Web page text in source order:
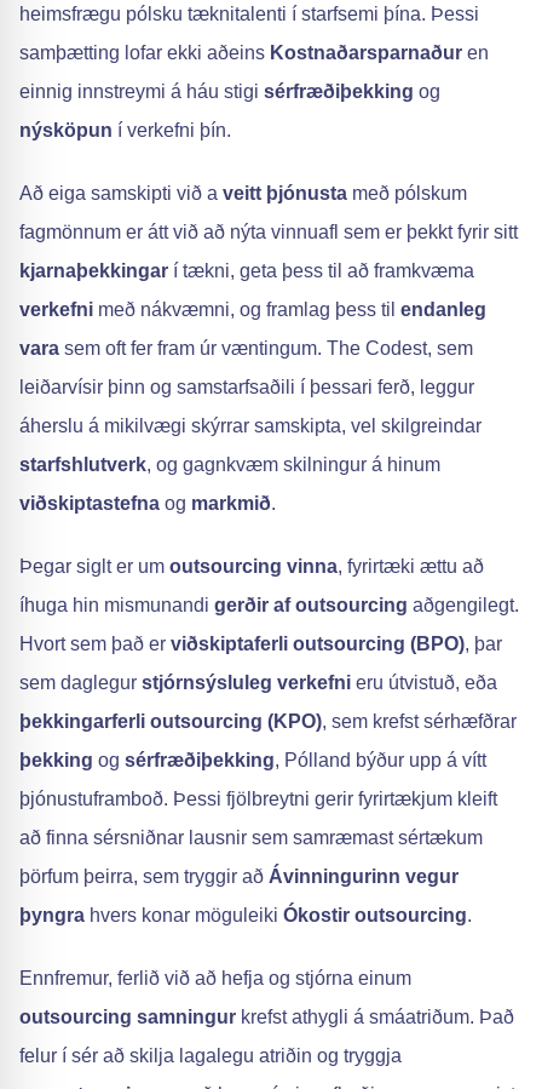
heimsfrægu pólsku tæknitalenti í starfsemi þína. Þessi
samþætting lofar ekki aðeins Kostnaðarsparnaður en
einnig innstreymi á háu stigi sérfræðiþekking og
nýsköpun í verkefni þín.
Að eiga samskipti við a veitt þjónusta með pólskum
fagmönnum er átt við að nýta vinnuafl sem er þekkt fyrir sitt
kjarnaþekkingar í tækni, geta þess til að framkvæma
verkefni með nákvæmni, og framlag þess til endanleg
vara sem oft fer fram úr væntingum. The Codest, sem
leiðarvísir þinn og samstarfsaðili í þessari ferð, leggur
áherslu á mikilvægi skýrrar samskipta, vel skilgreindar
starfshlutverk, og gagnkvæm skilningur á hinum
viðskiptastefna og markmið.
Þegar siglt er um outsourcing vinna, fyrirtæki ættu að
íhuga hin mismunandi gerðir af outsourcing aðgengilegt.
Hvort sem það er viðskiptaferli outsourcing (BPO), þar
sem daglegur stjórnsýsluleg verkefni eru útvistuð, eða
þekkingarferli outsourcing (KPO), sem krefst sérhæfðrar
þekking og sérfræðiþekking, Pólland býður upp á vítt
þjónustuframboð. Þessi fjölbreytni gerir fyrirtækjum kleift
að finna sérsniðnar lausnir sem samræmast sértækum
þörfum þeirra, sem tryggir að Ávinningurinn vegur
þyngra hvers konar möguleiki Ókostir outsourcing.
Ennfremur, ferlið við að hefja og stjórna einum
outsourcing samningur krefst athygli á smáatriðum. Það
felur í sér að skilja lagalegu atriðin og tryggja